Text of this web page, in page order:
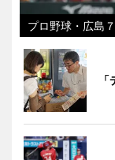
プロ野球・広島